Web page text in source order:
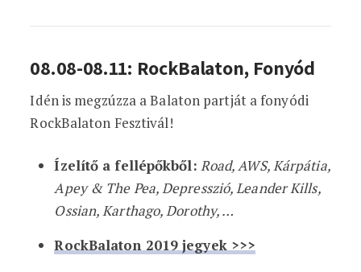
08.08-08.11: RockBalaton, Fonyód
Idén is megzúzza a Balaton partját a fonyódi
RockBalaton Fesztivál!
Ízelítő a fellépőkből: Road, AWS, Kárpátia,
Apey & The Pea, Depresszió, Leander Kills,
Ossian, Karthago, Dorothy, …
RockBalaton 2019 jegyek >>>